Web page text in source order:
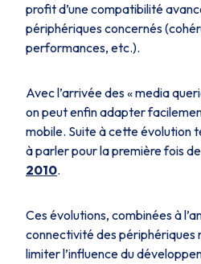
profit d’une compatibilité
périphériques concernés
performances, etc.).
Avec l’arrivée des « media
on peut enfin adapter
mobile. Suite à cette évolution
à parler pour la première fois
2010.
Ces évolutions, combinées à
connectivité des périphériques
limiter l’influence du